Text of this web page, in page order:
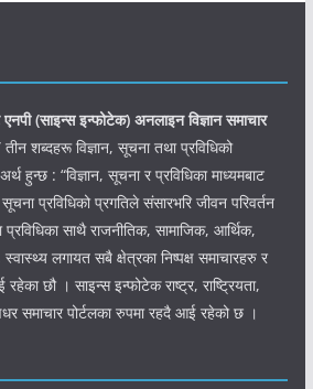
(साइन्सइन्फोटेक) अनलाइन विज्ञान समाचार
शब्दहरू विज्ञान, सूचना तथा प्रविधिको
हुन्छ : “विज्ञान, सूचना र प्रविधिका माध्यमबाट
सूचना प्रविधिको प्रगतिले संसारभरि जीवन परिवर्तन
साथै राजनीतिक, सामाजिक, आर्थिक,
लगायत सबै क्षेत्रका निष्पक्ष समाचारहरु र
छौ । साइन्स इन्फोटेक राष्ट्र, राष्ट्रियता,
समाचार पोर्टलका रुपमा रहदै आई रहेको छ ।